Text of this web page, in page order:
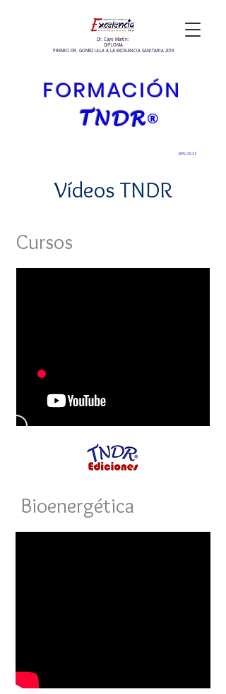
Dr. Cayo Martín:
DIPLOMA
PREMIO DR. GOMEZ ULLA A LA EXCELENCIA SANITARIA 2019
RPS: 25 /23
FORMACIÓN
TNDR®
Vídeos TNDR
Cursos
Bioenergética